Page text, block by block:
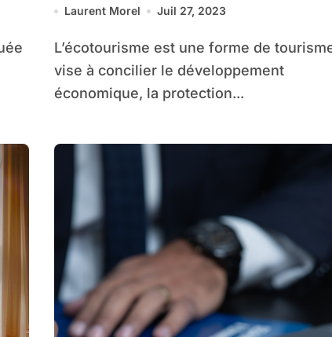
Laurent Morel Juil 27, 2023
L’écotourisme est une forme de tourisme qui
vise à concilier le développement
économique, la protection...